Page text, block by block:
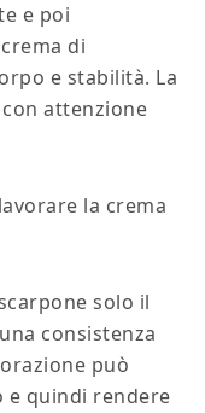
e poi
di
e stabilità. La
attenzione
la crema
solo il
consistenza
può
e quindi rendere